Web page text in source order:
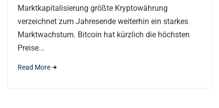
Marktkapitalisierung größte Kryptowährung
verzeichnet zum Jahresende weiterhin ein starkes
Marktwachstum. Bitcoin hat kürzlich die höchsten
Preise...
Read More